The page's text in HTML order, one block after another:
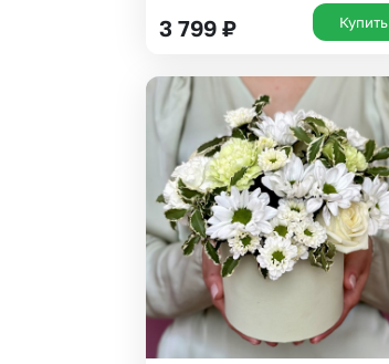
3 799 ₽ Купить